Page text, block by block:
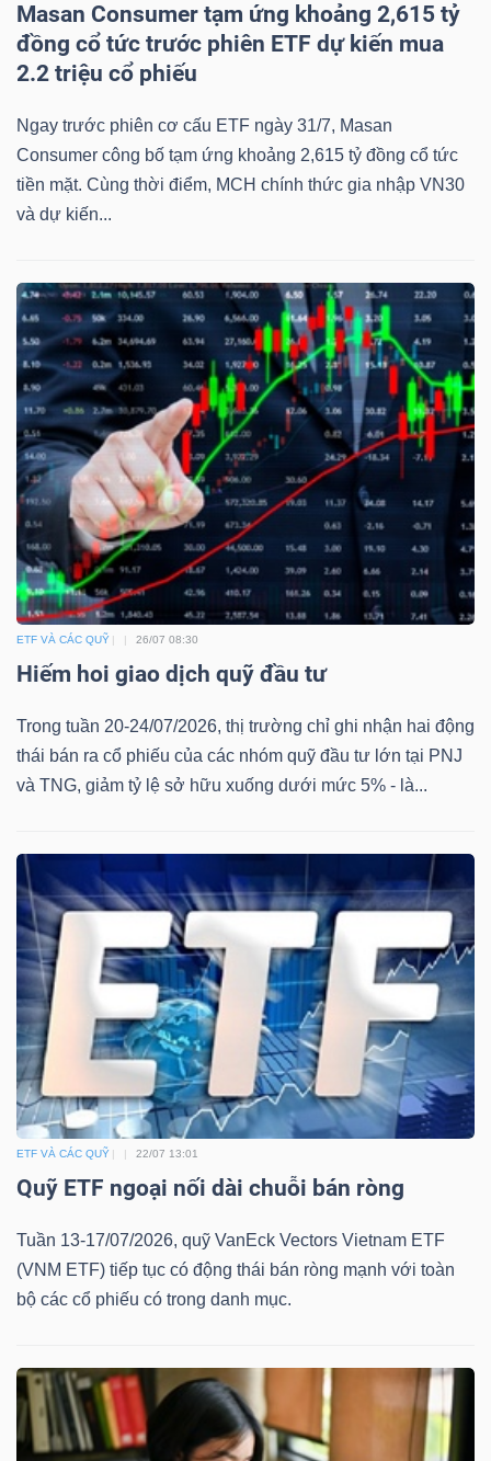
Masan Consumer tạm ứng khoảng 2,615 tỷ
đồng cổ tức trước phiên ETF dự kiến mua
2.2 triệu cổ phiếu
Ngay trước phiên cơ cấu ETF ngày 31/7, Masan
Consumer công bố tạm ứng khoảng 2,615 tỷ đồng cổ tức
tiền mặt. Cùng thời điểm, MCH chính thức gia nhập VN30
và dự kiến...
ETF VÀ CÁC QUỸ 26/07 08:30
Hiếm hoi giao dịch quỹ đầu tư
Trong tuần 20-24/07/2026, thị trường chỉ ghi nhận hai động
thái bán ra cổ phiếu của các nhóm quỹ đầu tư lớn tại PNJ
và TNG, giảm tỷ lệ sở hữu xuống dưới mức 5% - là...
ETF VÀ CÁC QUỸ 22/07 13:01
Quỹ ETF ngoại nối dài chuỗi bán ròng
Tuần 13-17/07/2026, quỹ VanEck Vectors Vietnam ETF
(VNM ETF) tiếp tục có động thái bán ròng mạnh với toàn
bộ các cổ phiếu có trong danh mục.